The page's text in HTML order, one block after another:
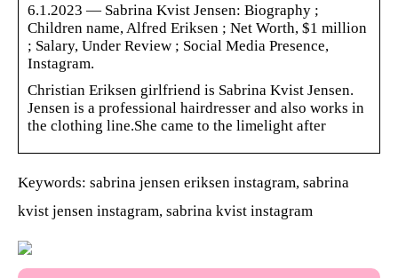
6.1.2023 — Sabrina Kvist Jensen: Biography ;
Children name, Alfred Eriksen ; Net Worth, $1 million
; Salary, Under Review ; Social Media Presence,
Instagram.
Christian Eriksen girlfriend is Sabrina Kvist Jensen.
Jensen is a professional hairdresser and also works in
the clothing line.She came to the limelight after
Keywords: sabrina jensen eriksen instagram, sabrina
kvist jensen instagram, sabrina kvist instagram